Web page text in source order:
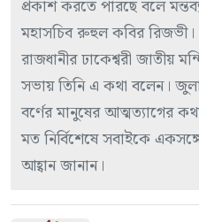
প্রকাশ করতে পারছে বলে
মহাসচিব রুহুল কবির
রাজধানীর ঢাকেশ্বরী
সভায় তিনি এ কথা বলেন।
বর্ণের মানুষের আত্মত্যাগের
মত নির্বিশেষে সবাইকে
আহ্বান জানান।